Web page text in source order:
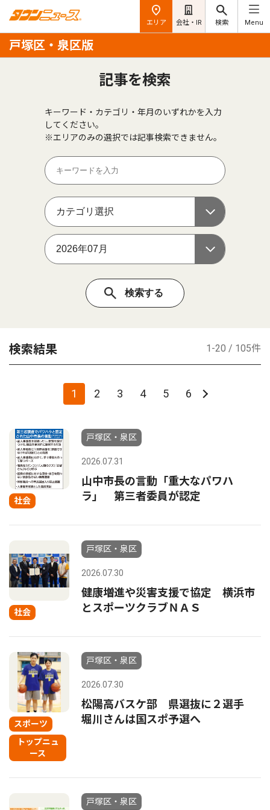
エリア 会社・IR 検索 Menu
戸塚区・泉区版
記事を検索
キーワード・カテゴリ・年月のいずれかを入力
してください。
※エリアのみの選択では記事検索できません。
検索結果 1-20 / 105件
1 2 3 4 5 6
社会
戸塚区・泉区
2026.07.31
山中市長の言動「重大なパワハ
ラ」 第三者委員が認定
社会
戸塚区・泉区
2026.07.30
健康増進や災害支援で協定 横浜市
とスポーツクラブＮＡＳ
スポーツ
トップニュ
ース
戸塚区・泉区
2026.07.30
松陽高バスケ部 県選抜に２選手
堀川さんは国スポ予選へ
戸塚区・泉区